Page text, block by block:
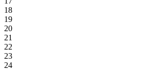
18
19
20
21
22
23
24